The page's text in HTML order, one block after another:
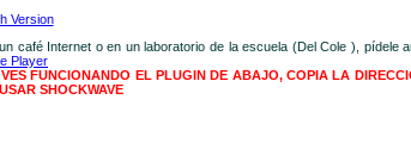
Version
café Internet o en un laboratorio de la escuela (Del Cole ), pídele
Player
FUNCIONANDO EL PLUGIN DE ABAJO, COPIA LA
SHOCKWAVE